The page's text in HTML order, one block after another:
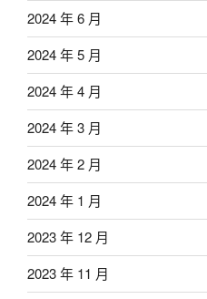
2024 年 6 月
2024 年 5 月
2024 年 4 月
2024 年 3 月
2024 年 2 月
2024 年 1 月
2023 年 12 月
2023 年 11 月